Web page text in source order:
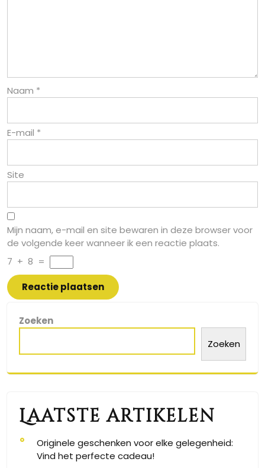
Naam *
E-mail *
Site
Mijn naam, e-mail en site bewaren in deze browser voor
de volgende keer wanneer ik een reactie plaats.
7 + 8 =
Zoeken
Zoeken
Laatste artikelen
Originele geschenken voor elke gelegenheid:
Vind het perfecte cadeau!